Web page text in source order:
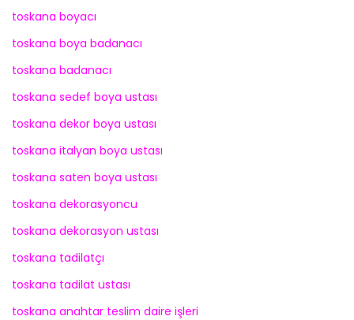
toskana boyacı
toskana boya badanacı
toskana badanacı
toskana sedef boya ustası
toskana dekor boya ustası
toskana italyan boya ustası
toskana saten boya ustası
toskana dekorasyoncu
toskana dekorasyon ustası
toskana tadilatçı
toskana tadilat ustası
toskana anahtar teslim daire işleri